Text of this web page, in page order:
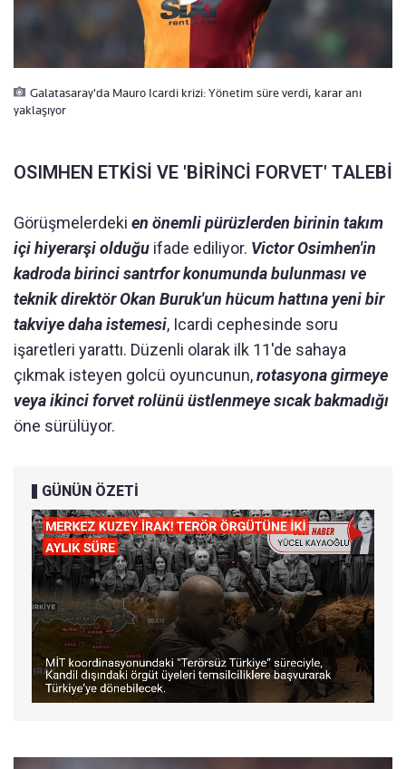
Galatasaray'da Mauro Icardi krizi: Yönetim süre verdi, karar anı
yaklaşıyor
OSIMHEN ETKİSİ VE 'BİRİNCİ FORVET' TALEBİ
Görüşmelerdeki en önemli pürüzlerden birinin takım
içi hiyerarşi olduğu ifade ediliyor. Victor Osimhen'in
kadroda birinci santrfor konumunda bulunması ve
teknik direktör Okan Buruk'un hücum hattına yeni bir
takviye daha istemesi, Icardi cephesinde soru
işaretleri yarattı. Düzenli olarak ilk 11'de sahaya
çıkmak isteyen golcü oyuncunun,rotasyona girmeye
veya ikinci forvet rolünü üstlenmeye sıcak bakmadığı
öne sürülüyor.
GÜNÜN ÖZETİ